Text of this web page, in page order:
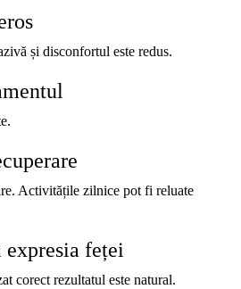
și disconfortul este redus.
Activitățile zilnice pot fi reluate
expresia feței
corect rezultatul este natural.